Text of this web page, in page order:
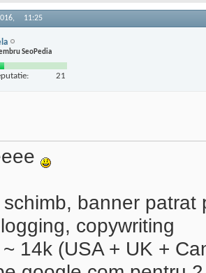
11:25
SeoPedia
21
banner
copywriting
14k (USA + UK +